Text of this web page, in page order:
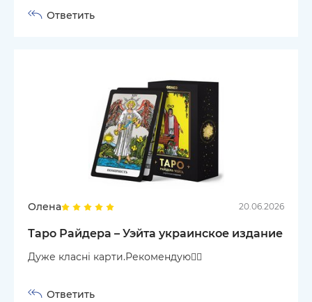
Ответить
Олена 20.06.2026
Таро Райдера – Уэйта украинское издание
Дуже класні карти.Рекомендую👍🏼
Ответить